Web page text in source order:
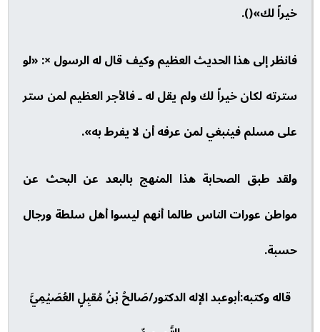
خيراً لك»().
فانظر إلى هذا الحديث العظيم وكيف قال له الرسول ×: «لو
سترته لكان خيراً لك ولم يقل له ـ فالأجر العظيم لمن ستر
على مسلم فينبغي لمن عرفه أن لا يفرط به».
ولقد طبق الصحابة هذا المنهج بالبعد عن البحث عن
مواطن عورات الناس طالما أنهم ليسوا أهل سلطة ورجال
حسبة.
قاله وكتبه:أبوعبد الإله الدكتور/صَالحُ بْنُ مُقبِلٍ العُصَيْمِيَّ